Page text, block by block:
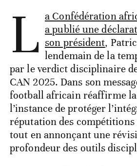
L a Confédération
a publié une
son président,
lendemain de la
par le verdict disciplinaire
CAN 2025. Dans son
football africain réaffirme
l’instance de protéger
réputation des
tout en annonçant une
profondeur des outils